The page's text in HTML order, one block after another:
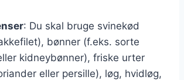
: Du skal bruge svinekød
bønner (f.eks. sorte
kidneybønner), friske urter
eller persille), løg, hvidløg,